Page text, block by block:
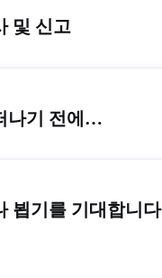
및 신고
나기 전에…
뵙기를 기대합니다